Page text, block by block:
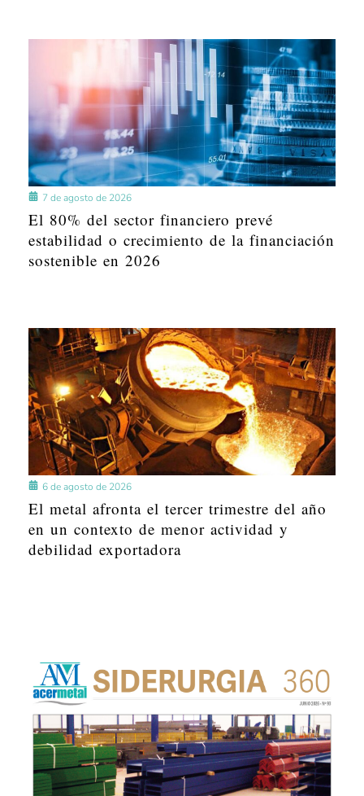
7 de agosto de 2026
El 80% del sector financiero prevé
estabilidad o crecimiento de la financiación
sostenible en 2026
6 de agosto de 2026
El metal afronta el tercer trimestre del año
en un contexto de menor actividad y
debilidad exportadora